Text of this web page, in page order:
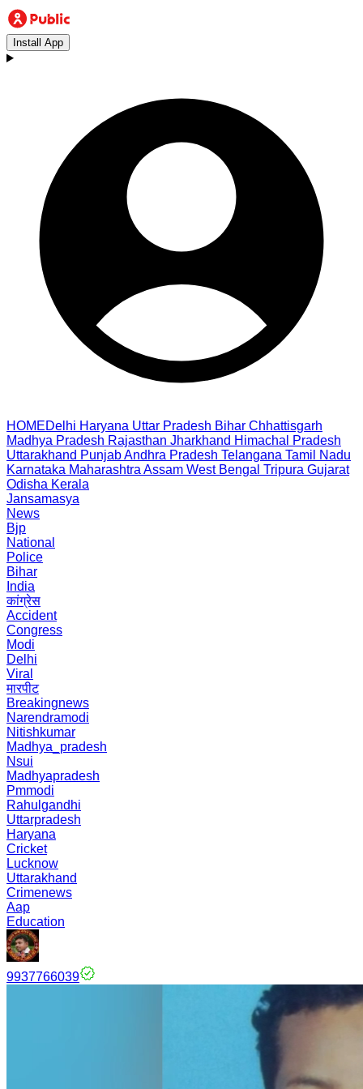
Install App
HOMEDelhi Haryana Uttar Pradesh Bihar Chhattisgarh
Madhya Pradesh Rajasthan Jharkhand Himachal Pradesh
Uttarakhand PunjabAndhra Pradesh Telangana Tamil Nadu
Karnataka Maharashtra Assam West Bengal Tripura Gujarat
Odisha Kerala
Jansamasya
News
Bjp
National
Police
Bihar
India
कांग्रेस
Accident
Congress
Modi
Delhi
Viral
मारपीट
Breakingnews
Narendramodi
Nitishkumar
Madhya_pradesh
Nsui
Madhyapradesh
Pmmodi
Rahulgandhi
Uttarpradesh
Haryana
Cricket
Lucknow
Uttarakhand
Crimenews
Aap
Education
9937766039